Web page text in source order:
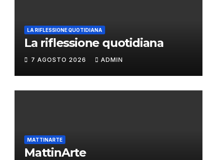
LA RIFLESSIONE QUOTIDIANA
La riflessione quotidiana
7 AGOSTO 2026 ADMIN
MATTINARTE
MattinArte